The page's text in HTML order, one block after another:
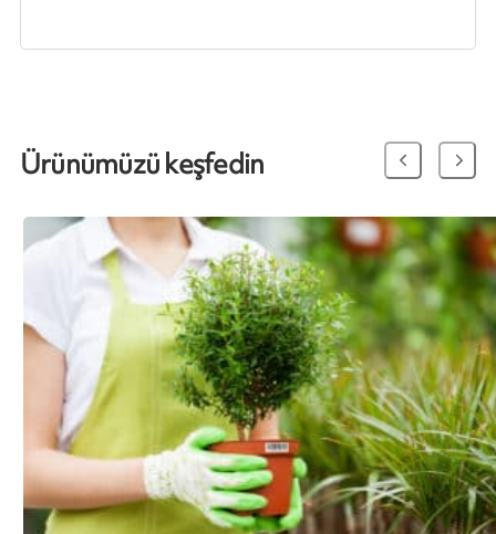
Ürünümüzü keşfedin